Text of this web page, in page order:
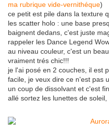
ma rubrique vide-vernithéque)
ce petit est pile dans la texture
les scatter holo : une base
baignent dedans, c'est juste
rappeler les Dance Legend
au niveau couleur, c'est un
vraiment trés chic!!!
je l'ai posé en 2 couches, il est
facile, je veux dire ce n'est pas
un coup de dissolvant et c'est
allé sortez les lunettes de